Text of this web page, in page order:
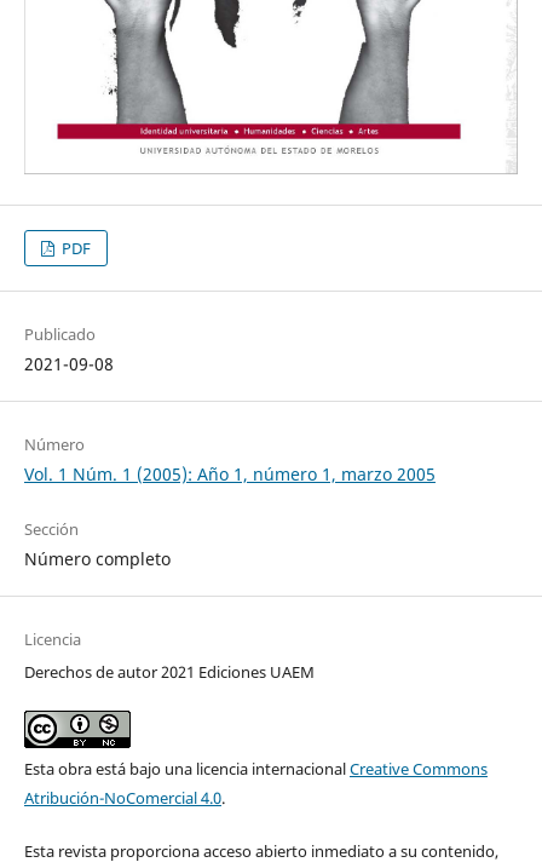
PDF
Publicado
2021-09-08
Número
Vol. 1 Núm. 1 (2005): Año 1, número 1, marzo 2005
Sección
Número completo
Licencia
Derechos de autor 2021 Ediciones UAEM
Esta obra está bajo una licencia internacionalCreative Commons
Atribución-NoComercial 4.0.
Esta revista proporciona acceso abierto inmediato a su contenido,